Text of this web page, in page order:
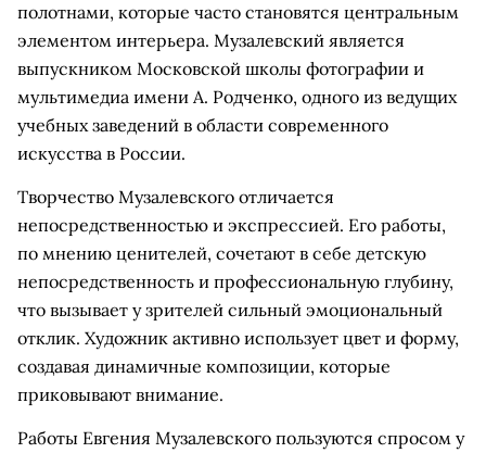
полотнами, которые часто становятся центральным
элементом интерьера. Музалевский является
выпускником Московской школы фотографии и
мультимедиа имени А. Родченко, одного из ведущих
учебных заведений в области современного
искусства в России.
Творчество Музалевского отличается
непосредственностью и экспрессией. Его работы,
по мнению ценителей, сочетают в себе детскую
непосредственность и профессиональную глубину,
что вызывает у зрителей сильный эмоциональный
отклик. Художник активно использует цвет и форму,
создавая динамичные композиции, которые
приковывают внимание.
Работы Евгения Музалевского пользуются спросом у